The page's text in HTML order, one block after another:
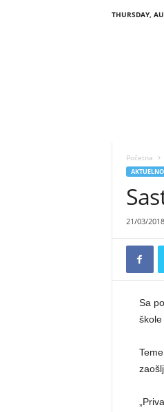
THURSDAY,
Početna
21/03/2018
Sa
škole